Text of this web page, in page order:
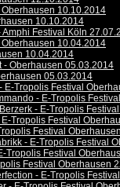
10.10.2014
10.10.2014
Amphi Festival Köln
10.04.2014
10.04.2014
- Oberhausen 05.03.2014
05.03.2014
E-Tropolis Festival
- E-Tropolis
- E-Tropolis
Tropolis Festival
Festival
- E-Tropolis Festival
Tropolis Festival
Festival Oberhausen
- E-Tropolis